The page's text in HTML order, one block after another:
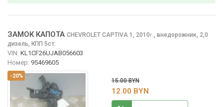
-20%
ЗАМОК КАПОТА CHEVROLET CAPTIVA 1, 2010г.
внедорожник, 2,0
дизель, КПП 5ст.
VIN: KL1CF26UJAB056603
Номер: 95469605
15.00 BYN
12.00 BYN